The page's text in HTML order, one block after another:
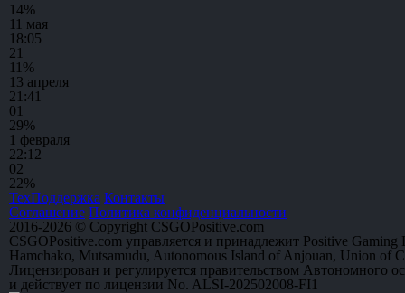
14%
11 мая
18:05
21
11%
13 апреля
21:41
01
29%
1 февраля
22:12
02
22%
ТехПоддержка Контакты
Соглашение Политика конфиденциальности
2016-2026 © Copyright CSGOPositive.com
CSGOPositive.com управляется и принадлежит Positive Gaming
Hamchako, Mutsamudu, Autonomous Island of Anjouan, Union of
Лицензирован и регулируется правительством Автономного
и действует по лицензии No. ALSI-202502008-FI1